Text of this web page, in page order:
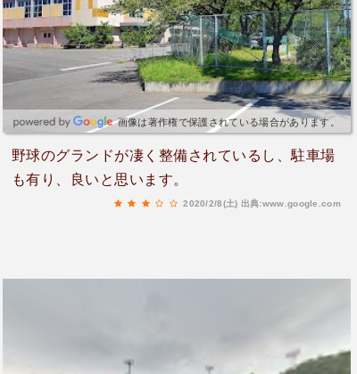
画像は著作権で保護されている場合があります。
野球のグランドが凄く整備されているし、駐車場
も有り、良いと思います。
2020/2/8(土) 出典:www.google.com